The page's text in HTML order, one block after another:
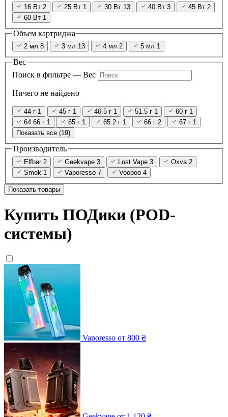
16 Вт 2 25 Вт 1 30 Вт 13 40 Вт 3 45 Вт 2
60 Вт 1
Объем картриджа
2 мл 8 3 мл 13 4 мл 2 5 мл 1
Вес
Поиск в фильтре — Вес
Ничего не найдено
44 г 1 45 г 1 46.5 г 1 51.5 г 1 60 г 1
64.66 г 1 65 г 1 65.2 г 1 66 г 2 67 г 1
Показать все (19)
Производитель
Elfbar 2 Geekvape 3 Lost Vape 3 Oxva 2
Smok 1 Vaporesso 7 Voopoo 4
Показать товары
Купить ПОДики (POD-
системы)
Vaporesso от 800 ₴